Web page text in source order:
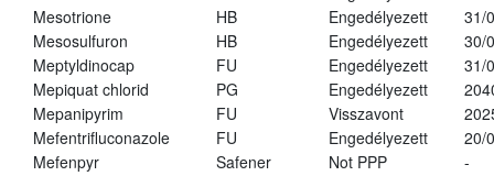
Mesotrione
HB Engedélyezett
31/
Mesosulfuron
HB Engedélyezett
30/
Meptyldinocap
FU Engedélyezett
31/
Mepiquat chlorid
PG Engedélyezett
Mepanipyrim
FU Visszavont
Mefentrifluconazole
FU Engedélyezett
20/
Mefenpyr
Safener Not PPP
-